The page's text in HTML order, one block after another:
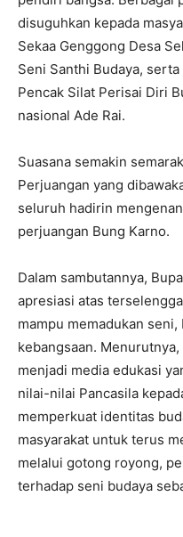
disuguhkan kepada
Sekaa Genggong Desa
Seni Santhi Budaya,
Pencak Silat Perisai Diri
nasional Ade Rai.
Suasana semakin
Perjuangan yang
seluruh hadirin
perjuangan Bung Karno.
Dalam sambutannya,
apresiasi atas
mampu memadukan
kebangsaan. Menurutnya,
menjadi media edukasi
nilai-nilai Pancasila
memperkuat identitas
masyarakat untuk terus
melalui gotong royong,
terhadap seni budaya